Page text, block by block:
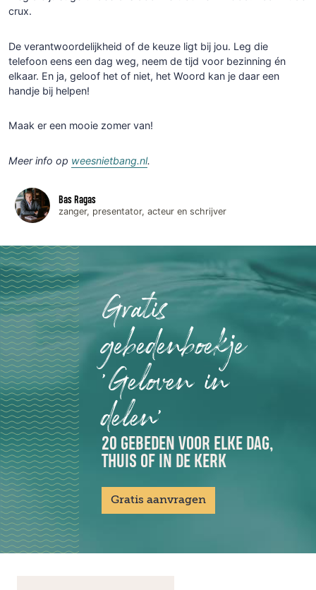
crux.
De verantwoordelijkheid of de keuze ligt bij jou. Leg die
telefoon eens een dag weg, neem de tijd voor bezinning én
elkaar. En ja, geloof het of niet, het Woord kan je daar een
handje bij helpen!
Maak er een mooie zomer van!
Meer info op weesnietbang.nl.
Bas Ragas
zanger, presentator, acteur en schrijver
Gratis
gebedenboekje
'Geloven in
delen'
20 GEBEDEN VOOR ELKE DAG,
THUIS OF IN DE KERK
Gratis aanvragen